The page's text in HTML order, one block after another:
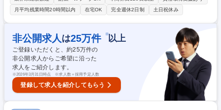
率も指標のため、マッチングを大切にできる環境です。 ＜業務詳細＞ ■地
域の福祉事業所を訪問し、就労希望者に向けた説明会を実施。仕事内容や
就業までの流れについてお話しします。訪問数は1日に3～4件ほどです。
■障がいのある方それぞれの適性や興味、人柄を知るための体験会を開
催。一人ひとりに向き合い、障がいの特性や就業時に配慮が必要な点を確
認します。■体験会に参加した方に対就労面談の実施■企業へのご提案（紹
介）面接日程を調整。面接に同席しフォロー。 募集職種 愛知【就労コー
ディネーター】未経験歓迎/障がい者雇用の社会課題の解決
月平均残業時間20時間以内
在宅OK 完全週休2日制 土日祝休み
非公開求人 は25万件 ※以上
ご登録いただくと、約25万件の
非公開求人からご希望に沿った
求人をご紹介します。
※2026年3月31日時点 ※求人数＝採用予定人数
登録して求人を紹介してもらう